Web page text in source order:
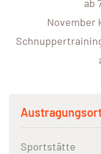
ab
November
Sportstätte